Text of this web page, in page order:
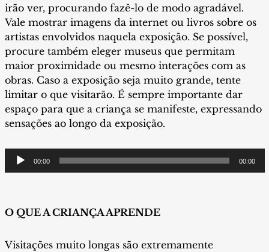
irão ver, procurando fazê-lo de modo agradável.
Vale mostrar imagens da internet ou livros sobre os
artistas envolvidos naquela exposição. Se possível,
procure também eleger museus que permitam
maior proximidade ou mesmo interações com as
obras. Caso a exposição seja muito grande, tente
limitar o que visitarão. É sempre importante dar
espaço para que a criança se manifeste, expressando
sensações ao longo da exposição.
Tocador
de
00:00 00:00
O QUE A CRIANÇA APRENDE
Visitações muito longas são extremamente